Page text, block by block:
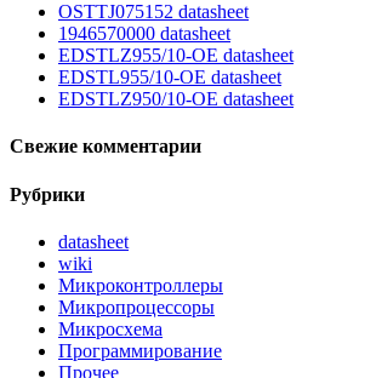
OSTTJ075152 datasheet
1946570000 datasheet
EDSTLZ955/10-OE datasheet
EDSTL955/10-OE datasheet
EDSTLZ950/10-OE datasheet
Свежие комментарии
Рубрики
datasheet
wiki
Микроконтроллеры
Микропроцессоры
Микросхема
Программирование
Прочее